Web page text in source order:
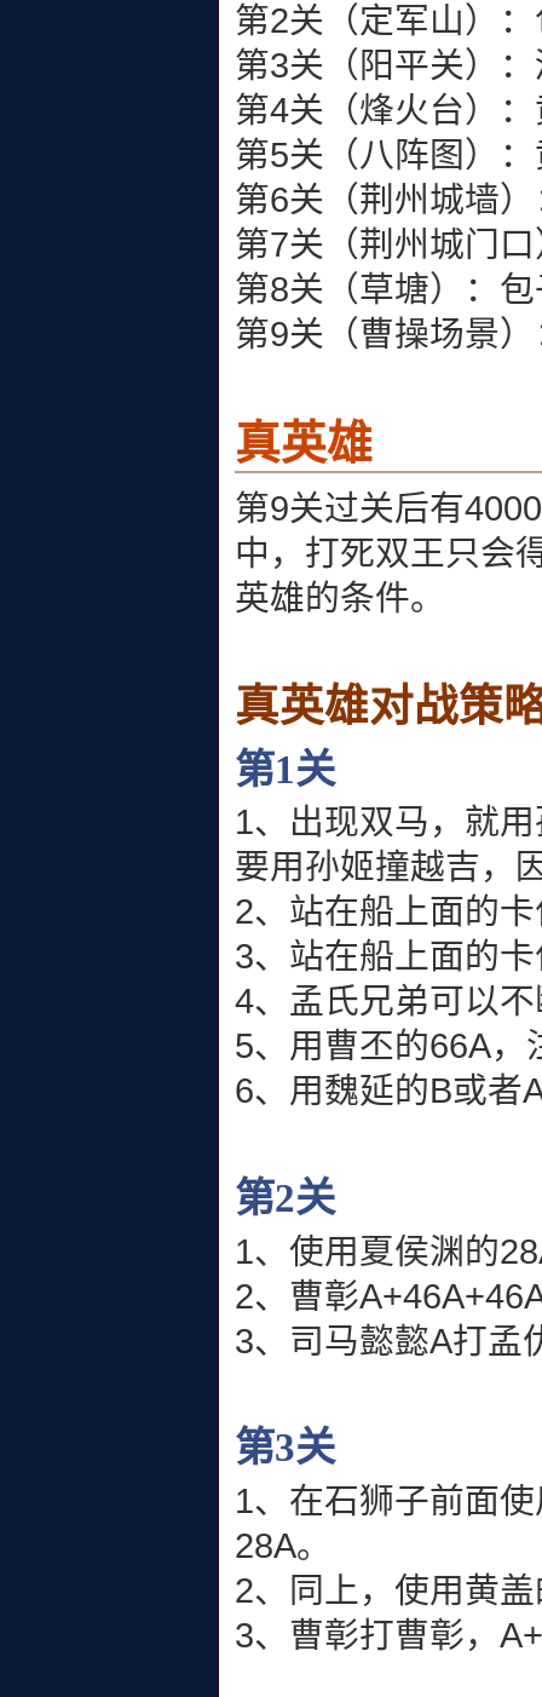
第2关（定军山）
第3关（阳平关）
第4关（烽火台）
第5关（八阵图）
第6关（荆州城墙
第7关（荆州城门
第8关（草塘）：
第9关（曹操场景
真英雄
第9关过关后有
中，打死双王只会
英雄的条件。
真英雄对战策
第1关
1、出现双马，就
要用孙姬撞越吉，
2、站在船上面的
3、站在船上面的
4、孟氏兄弟可以
5、用曹丕的66A，
6、用魏延的B或者
第2关
1、使用夏侯渊的
2、曹彰
3、司马懿懿A打孟
第3关
1、在石狮子前面
28A。
2、同上，使用黄
3、曹彰打曹彰，